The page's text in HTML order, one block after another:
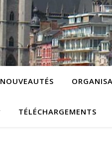
NOUVEAUTÉS
TÉLÉCHARGEMENTS